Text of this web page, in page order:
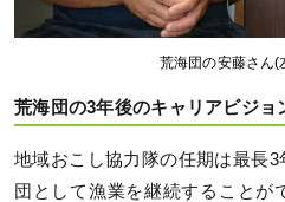
荒海団の安藤さん(
荒海団の3年後のキャリアビジョ
地域おこし協力隊の任期は最長
団として漁業を継続することが